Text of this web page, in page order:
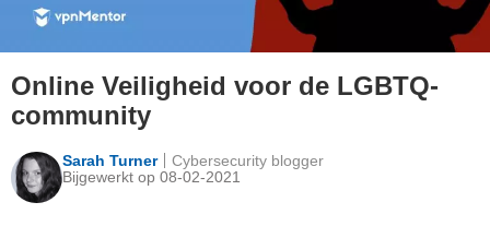
Online Veiligheid voor de LGBTQ-
community
Sarah Turner
Bijgewerkt op 08-02-2021
Cybersecurity blogger